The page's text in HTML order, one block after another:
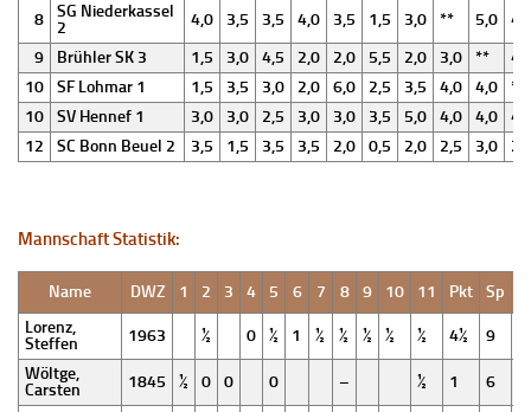
8
SG Niederkassel
2
4,0 3,5 3,5 4,0 3,5 1,5 3,0 ** 5,0
9
Brühler SK 3 1,5 3,0 4,5 2,0 2,0 5,5 2,0 3,0 **
10
SF Lohmar 1 1,5 3,5 3,0 2,0 6,0 2,5 3,5 4,0 4,0
**
10
SV Hennef 1 3,0 3,0 2,5 3,0 3,0 3,5 5,0 4,0 4,0
12
SC Bonn Beuel 2 3,5 1,5 3,5 3,5 2,0 0,5 2,0 2,5 3,0
Mannschaft Statistik:
Name DWZ 1 2 3 4 5 6 7 8 9 10 11 Pkt
Sp
Lorenz,
Steffen
1963 ½ 0 ½ 1 ½ ½ ½ ½ ½ 4½ 9
Wöltge,
Carsten
1845 ½ 0 0 0 – ½ 1 6